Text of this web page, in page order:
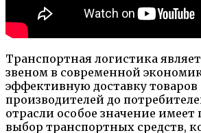
Транспортная логистика
звеном в современной
эффективную доставку товаров
производителей до
отрасли особое значение
выбор транспортных средств,